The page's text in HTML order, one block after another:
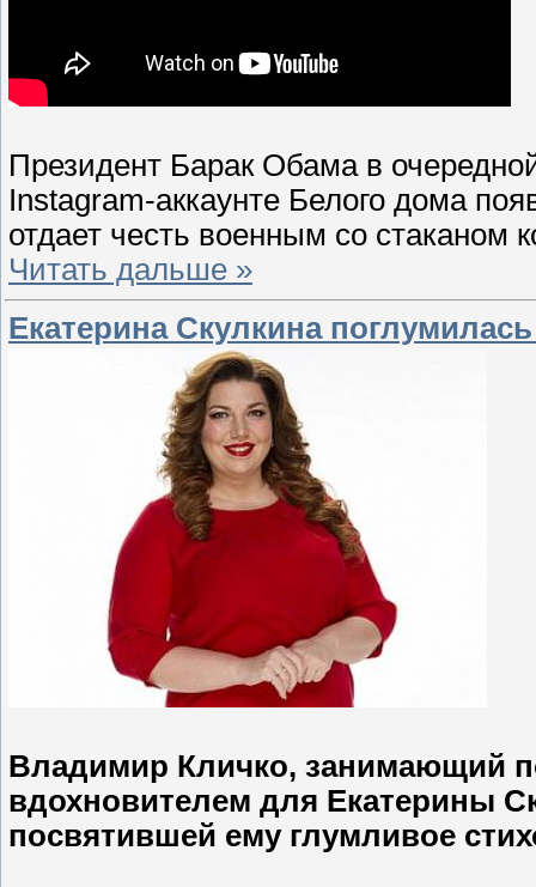
Президент Барак Обама в
Instagram-аккаунте Белого дома
отдает честь военным со стаканом
Читать дальше »
Екатерина Скулкина
Владимир Кличко, занимающий
вдохновителем для Екатерины
посвятившей ему глумливое